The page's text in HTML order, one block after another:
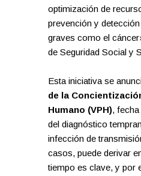
optimización de
prevención y
graves como el
de Seguridad Social y
Esta iniciativa se
de la
Humano (VPH), fecha
del diagnóstico
infección de
casos, puede derivar
tiempo es clave, y por